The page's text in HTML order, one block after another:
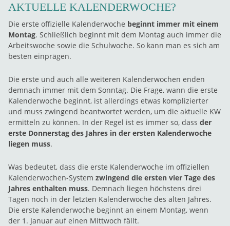
AKTUELLE KALENDERWOCHE?
Die erste offizielle Kalenderwoche beginnt immer mit einem
Montag. Schließlich beginnt mit dem Montag auch immer die
Arbeitswoche sowie die Schulwoche. So kann man es sich am
besten einprägen.
Die erste und auch alle weiteren Kalenderwochen enden
demnach immer mit dem Sonntag. Die Frage, wann die erste
Kalenderwoche beginnt, ist allerdings etwas komplizierter
und muss zwingend beantwortet werden, um die aktuelle KW
ermitteln zu können. In der Regel ist es immer so, dass der
erste Donnerstag des Jahres in der ersten Kalenderwoche
liegen muss.
Was bedeutet, dass die erste Kalenderwoche im offiziellen
Kalenderwochen-System zwingend die ersten vier Tage des
Jahres enthalten muss. Demnach liegen höchstens drei
Tagen noch in der letzten Kalenderwoche des alten Jahres.
Die erste Kalenderwoche beginnt an einem Montag, wenn
der 1. Januar auf einen Mittwoch fällt.